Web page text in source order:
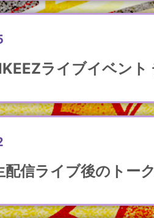
ライブイベン
信ライブ後のトー